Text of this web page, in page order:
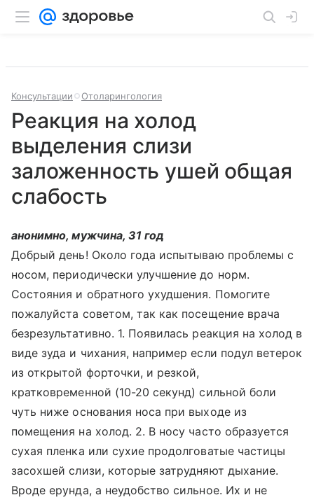
Консультации Отоларингология
Реакция на холод
выделения слизи
заложенность ушей общая
слабость
анонимно, мужчина, 31 год
Добрый день! Около года испытываю проблемы с
носом, периодически улучшение до норм.
Состояния и обратного ухудшения. Помогите
пожалуйста советом, так как посещение врача
безрезультативно. 1. Появилась реакция на холод в
виде зуда и чихания, например если подул ветерок
из открытой форточки, и резкой,
кратковременной (10-20 секунд) сильной боли
чуть ниже основания носа при выходе из
помещения на холод. 2. В носу часто образуется
сухая пленка или сухие продолговатые частицы
засохшей слизи, которые затрудняют дыхание.
Вроде ерунда, а неудобство сильное. Их и не